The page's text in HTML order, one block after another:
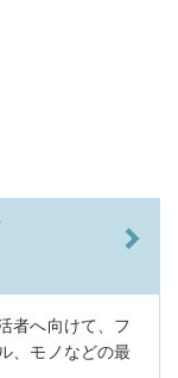
者へ向けて、フ
、モノなどの最